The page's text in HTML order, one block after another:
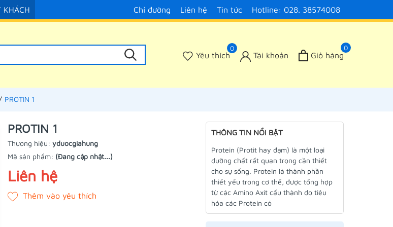
Chỉ đường Liên hệ Tin tức Hotline: 028. 38574008
0
Yêu thích Tài khoản
0
Giỏ hàng
PROTIN 1
PROTIN 1
Thương hiệu: yduocgiahung
Mã sản phẩm: (Đang cập nhật...)
Liên hệ
THÔNG TIN NỔI BẬT
Protein (Protit hay đạm) là một loại
dưỡng chất rất quan trọng cần thiết
cho sự sống. Protein là thành phần
thiết yếu trong cơ thể, được tổng hợp
từ các Amino Axit cấu thành do tiêu
hóa các Protein có